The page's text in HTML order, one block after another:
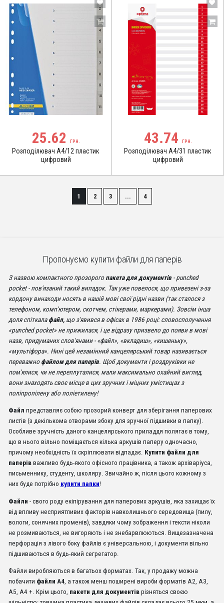
25.62 ГРН.
Розподілювач А4/12 пластик
цифровий
43.74 ГРН.
Розподілювач А4/31 пластик
цифровий
1 2 3 ... 4
Пропонуємо купити файли для паперів
З назвою компактного прозорого пакета для документів- punched
pocket - пов'язаний такий випадок. Так уже повелося, що привезені з-за
кордону винаходи носять в нашій мові свої рідні назви (так сталося з
телефоном, комп'ютером, скотчем, стікерами, маркерами). Зовсім інша
доля спіткала файл,що з'явився в офісах в 1986 році: словосполучення
«punched pocket» не прижилася, і це відразу призвело до появи в мові
назв, придуманих слов'янами - «файл», «вкладиш», «кишеньку»,
«мультіфора». Нині цей незамінний канцелярський товар називається
переважно файлом для паперів. Щоб документи і роздруківки не
пом'ялися, чи не переплуталися, мали максимально охайний вигляд,
вони знаходять своє місце в цих зручних і міцних умістищах з
поліпропілену або поліетилену!
Файл представляє собою прозорий конверт для зберігання паперових
листів (з декількома отворами збоку для зручної підшивки в папку).
Особливе зручність даного канцелярського приладдя полягає в тому,
що в нього вільно поміщається кілька аркушів паперу одночасно,
причому необхідність їх скріплювати відпадає. Купити файли для
паперівважливо будь-якого офісного працівника, а також архіваріуса,
письменнику, студенту, школяру. Звичайно ж, після цього кожному з
них буде потрібно купити папки!
Файли - свого роду екіпірування для паперових аркушів, яка захищає їх
від впливу несприятливих факторів навколишнього середовища (пилу,
вологи, сонячних променів), завдяки чому зображення і тексти ніколи
не розмиваються, не вигоряють і не знебарвлюються. Вищезазначена
перфорація з лівого боку файлів є універсальною, і документи вільно
підшиваються в будь-який сегрегатор.
Файли виробляються в багатьох форматах. Так, у продажу можна
побачити файли А4, а також менш поширені вироби форматів А2, А3,
А5, А4 +. Крім цього, пакети для документіврізняться своєю